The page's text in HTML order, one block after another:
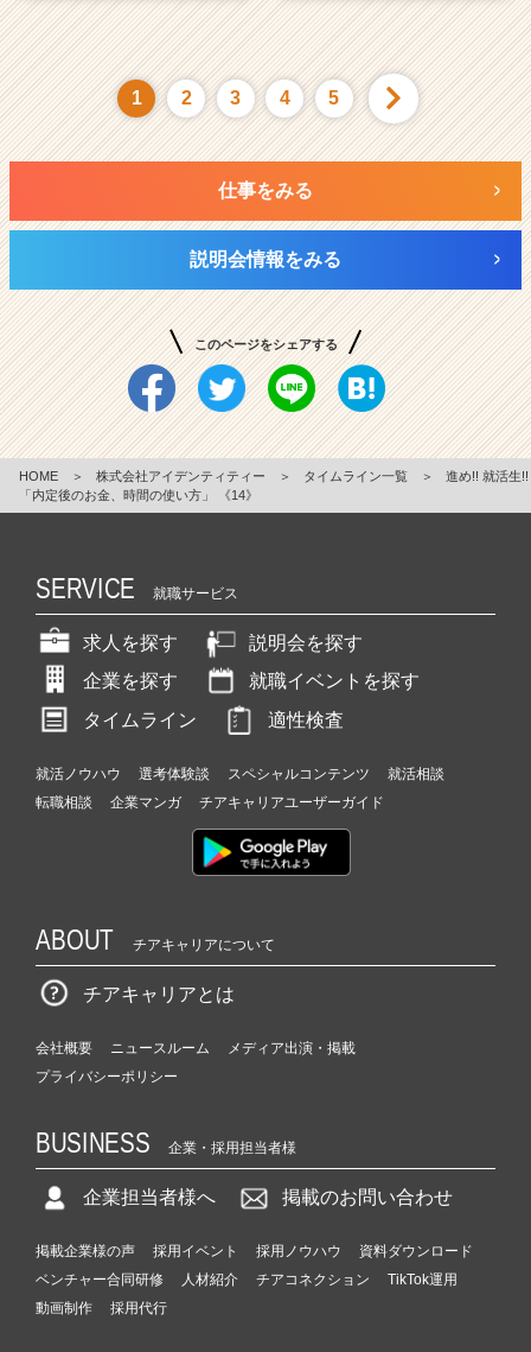
1 2 3 4 5
仕事をみる
説明会情報をみる
このページをシェアする
HOME ＞ 株式会社アイデンティティー ＞ タイムライン一覧 ＞
進め!! 就活生!!
「内定後のお金、時間の使い方」 《14》
SERVICE 就職サービス
求人を探す
説明会を探す
企業を探す
就職イベントを探す
タイムライン
適性検査
就活ノウハウ 選考体験談 スペシャルコンテンツ
就活相談
転職相談
企業マンガ チアキャリアユーザーガイド
ABOUT チアキャリアについて
チアキャリアとは
会社概要 ニュースルーム
メディア出演・掲載
プライバシーポリシー
BUSINESS 企業・採用担当者様
企業担当者様へ 掲載のお問い合わせ
掲載企業様の声 採用イベント 採用ノウハウ
資料ダウンロード
ベンチャー合同研修
人材紹介 チアコネクション
TikTok運用
動画制作
採用代行